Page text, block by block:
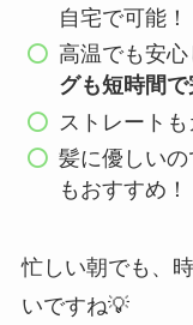
自宅で可能！
高温でも安
グも短時間で
ストレート
髪に優しい
もおすすめ！
忙しい朝でも、
いですね💡